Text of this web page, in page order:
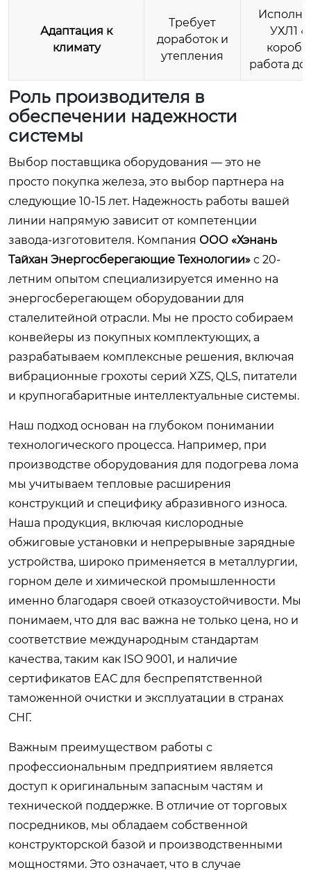
Адаптация к
климату
Требует
доработок и
утепления
УХЛ1
работа до
Роль производителя в
обеспечении надежности
системы
Выбор поставщика оборудования — это не
просто покупка железа, это выбор партнера на
следующие 10-15 лет. Надежность работы вашей
линии напрямую зависит от компетенции
завода-изготовителя. Компания ООО «Хэнань
Тайхан Энергосберегающие Технологии» с 20-
летним опытом специализируется именно на
энергосберегающем оборудовании для
сталелитейной отрасли. Мы не просто собираем
конвейеры из покупных комплектующих, а
разрабатываем комплексные решения, включая
вибрационные грохоты серий XZS, QLS, питатели
и крупногабаритные интеллектуальные системы.
Наш подход основан на глубоком понимании
технологического процесса. Например, при
производстве оборудования для подогрева лома
мы учитываем тепловые расширения
конструкций и специфику абразивного износа.
Наша продукция, включая кислородные
обжиговые установки и непрерывные зарядные
устройства, широко применяется в металлургии,
горном деле и химической промышленности
именно благодаря своей отказоустойчивости. Мы
понимаем, что для вас важна не только цена, но и
соответствие международным стандартам
качества, таким как ISO 9001, и наличие
сертификатов ЕАС для беспрепятственной
таможенной очистки и эксплуатации в странах
СНГ.
Важным преимуществом работы с
профессиональным предприятием является
доступ к оригинальным запасным частям и
технической поддержке. В отличие от торговых
посредников, мы обладаем собственной
конструкторской базой и производственными
мощностями. Это означает, что в случае